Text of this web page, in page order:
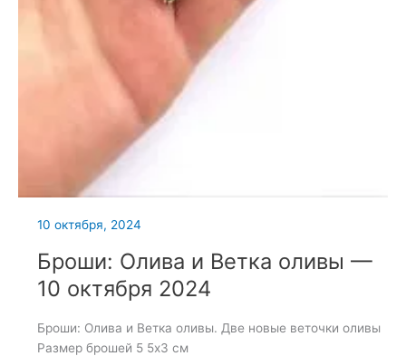
10 октября, 2024
Броши: Олива и Ветка оливы —
10 октября 2024
Броши: Олива и Ветка оливы. Две новые веточки оливы
Размер брошей 5 5х3 см